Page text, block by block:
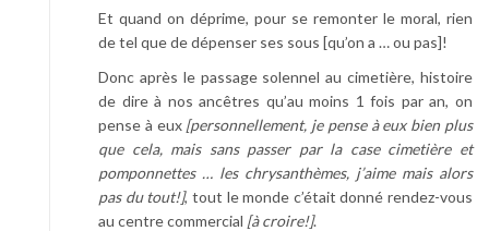
Et quand on déprime, pour se remonter le moral, rien
de tel que de dépenser ses sous [qu’on a … ou pas]!
Donc après le passage solennel au cimetière, histoire
de dire à nos ancêtres qu’au moins 1 fois par an, on
pense à eux [personnellement, je pense à eux bien plus
que cela, mais sans passer par la case cimetière et
pomponnettes … les chrysanthèmes, j’aime mais alors
pas du tout!], tout le monde c’était donné rendez-vous
au centre commercial [à croire!].